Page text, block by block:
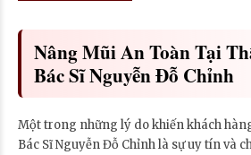
Nâng Mũi An Toàn Tại
Bác Sĩ Nguyễn Đỗ Chỉnh
Một trong những lý do khiến khách
Bác Sĩ Nguyễn Đỗ Chỉnh là sự uy tín và